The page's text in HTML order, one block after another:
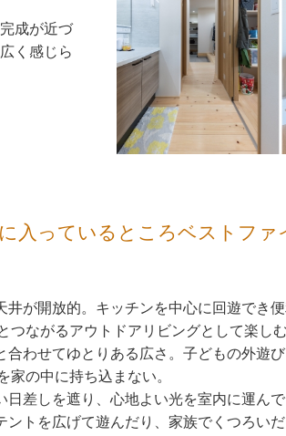
成が近づ
く感じら
入っているところベストファ
が開放的。キッチンを中心に回遊でき
つながるアウトドアリビングとして楽しむ
わせてゆとりある広さ。子どもの外遊
家の中に持ち込まない。
差しを遮り、心地よい光を室内に運んで
トを広げて遊んだり、家族でくつろい